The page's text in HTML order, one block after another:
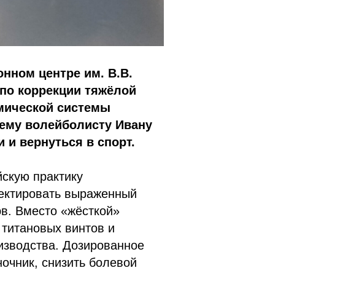
центре им. В.В.
коррекции тяжёлой
системы
волейболисту Ивану
и вернуться в спорт.
практику
выраженный
Вместо «жёсткой»
винтов и
Дозированное
снизить болевой